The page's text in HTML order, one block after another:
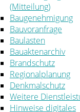
(Mitteilung)
Baugenehmigung
Bauvoranfrage
Baulasten
Bauaktenarchiv
Brandschutz
Regionalplanung
Denkmalschutz
Weitere
Hinweise digitales